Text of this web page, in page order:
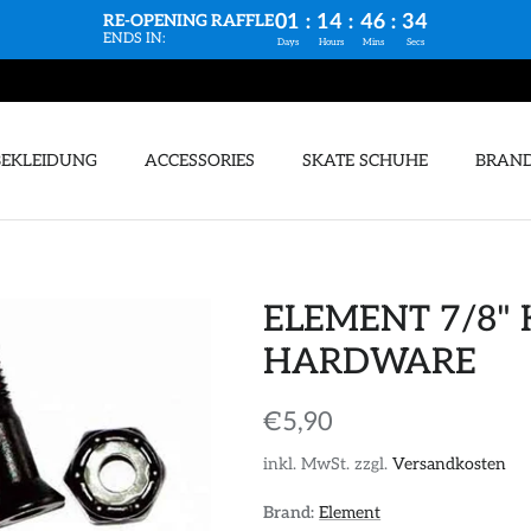
RE-OPENING RAFFLE
ENDS IN:
01 : 14 : 46 : 33
Days Hours Mins Secs
ACCESSORIES SKATE SCHUHE
ELEMENT 7/8"
HARDWARE
€5,90
inkl. MwSt. zzgl.Versandkosten
Brand: Element